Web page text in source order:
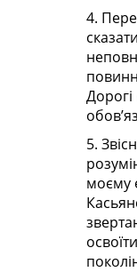
4.
Дорогі
5.
моєму